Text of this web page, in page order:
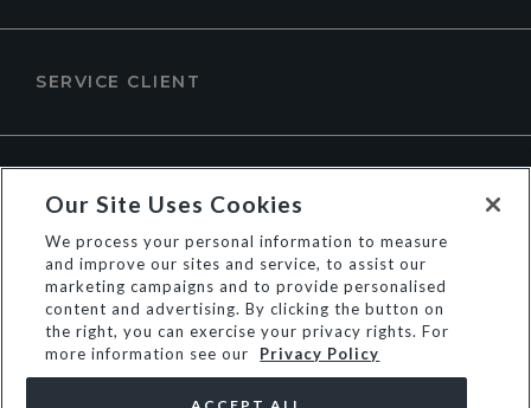
SERVICE CLIENT
Our Site Uses Cookies
We process your personal information to measure
and improve our sites and service, to assist our
marketing campaigns and to provide personalised
content and advertising. By clicking the button on
the right, you can exercise your privacy rights. For
more information see our
Privacy Policy